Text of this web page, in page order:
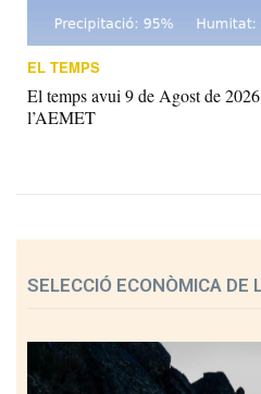
EL TEMPS
El temps avui 9 de Agost de
l’AEMET
SELECCIÓ ECONÒMICA DE